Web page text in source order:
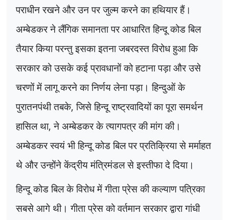
पराधीन रखने और उन पर जुल्म करने का हथियार हैं।
अम्बेडकर ने लैंगिक समानता पर आधारित हिन्दू कोड बिल
तैयार किया परन्तु इसका इतना जबरदस्त विरोध हुआ कि
सरकार को उसके कई प्रावधानों को हटाना पड़ा और उसे
चरणों में लागू करने का निर्णय लेना पड़ा। हिन्दुओं के
पुरातनपंथी तबके,जिसे हिन्दू राष्ट्रवादियों का पूरा समर्थन
हासिल था,ने अम्बेडकर के त्यागपत्र की मांग की।
अम्बेडकर स्वयं भी हिन्दू कोड बिल पर प्रतिक्रिया से मर्माहत
थे और उन्होंने केंद्रीय मंत्रिमंडल से इस्तीफा दे दिया।
हिन्दू कोड बिल के विरोध में गीता प्रेस की कल्याण पत्रिका
सबसे आगे थी। गीता प्रेस को वर्तमान सरकार द्वारा गांधी